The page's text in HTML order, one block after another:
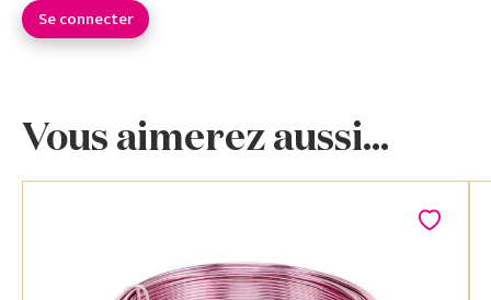
Se connecter
Vous aimerez aussi...